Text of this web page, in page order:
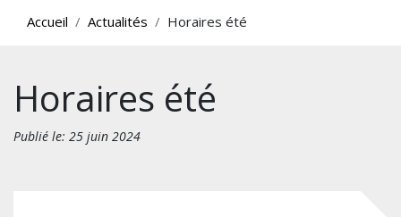
Accueil Actualités Horaires été
Horaires été
Publié le: 25 juin 2024